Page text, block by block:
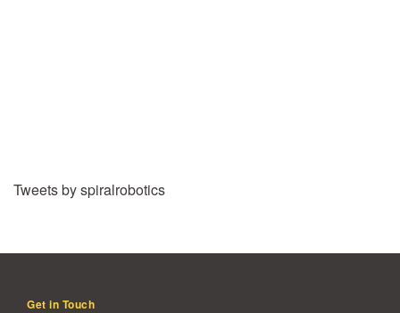
Tweets by spiralrobotics
Get in Touch